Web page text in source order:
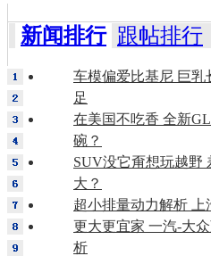
新闻排行 跟帖排行
车模偏爱比基尼 巨
足
在美国不吃香 全新
碗？
SUV没它甭想玩越野
大？
超小排量动力解析 上
更大更宜家 一汽-大
析